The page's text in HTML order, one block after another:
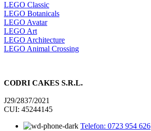
LEGO Classic
LEGO Botanicals
LEGO Avatar
LEGO Art
LEGO Architecture
LEGO Animal Crossing
CODRI CAKES S.R.L.
J29/2837/2021
CUI: 45244145
Telefon: 0723 954 626